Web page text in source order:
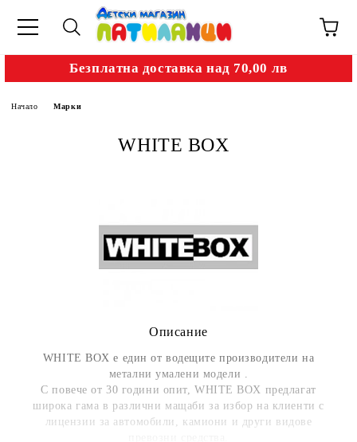
Безплатна доставка над 70,00 лв
Начало Марки
WHITE BOX
Описание
WHITE BOX е един от водещите производители на
метални умалени модели .
С повече от 30 години опит, WHITE BOX предлагат
широка гама в различни мащаби за избор на клиенти с
лицензии за автомобили, камиони и други видове